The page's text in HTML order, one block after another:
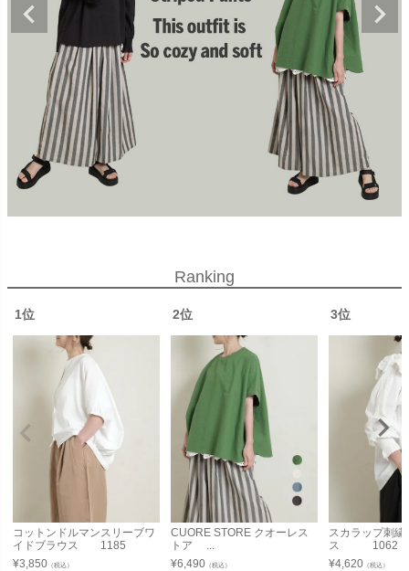
Ranking
1位
コットンドルマンスリーブワ
イドブラウス 1185
¥3,850 （税込）
2位
CUORE STORE クオーレス
トア ...
¥6,490 （税込）
3位
スカラップ刺
ス 1062
¥4,620 （税込）